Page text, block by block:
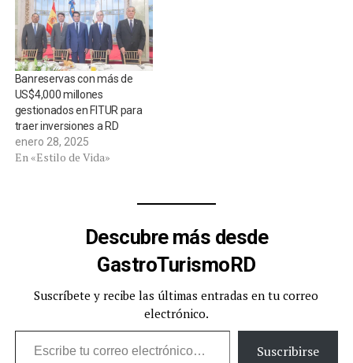
Banreservas con más de
US$4,000 millones
gestionados en FITUR para
traer inversiones a RD
enero 28, 2025
En «Estilo de Vida»
Descubre más desde
GastroTurismoRD
Suscríbete y recibe las últimas entradas en tu correo
electrónico.
Escribe tu correo electrónico…
Suscribirse